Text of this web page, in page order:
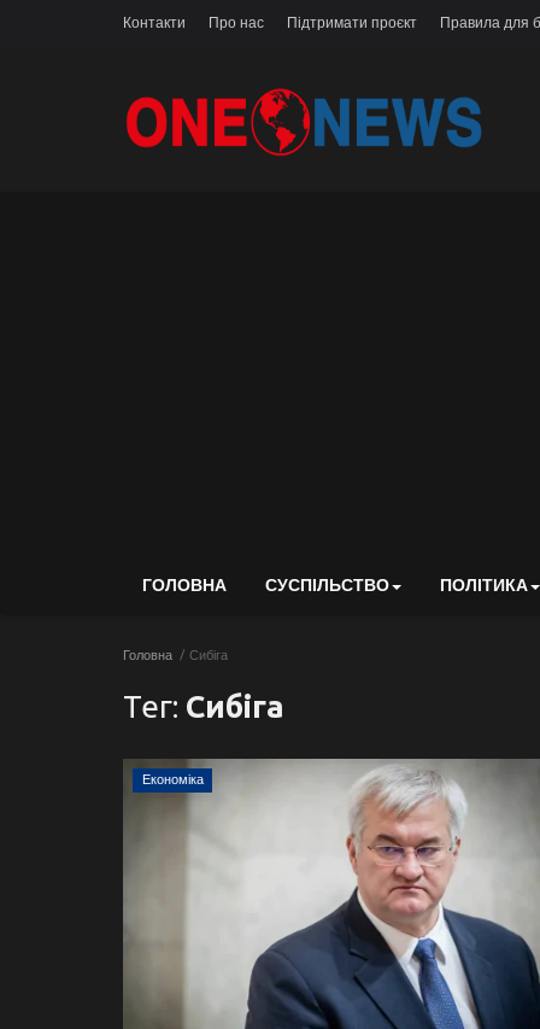
Контакти Про нас Підтримати проєкт Правила для
ГОЛОВНА СУСПІЛЬСТВО ПОЛІТИКА
Головна Сибіга
Тег: Сибіга
Економіка